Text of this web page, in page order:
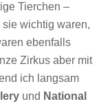
Tierchen –
wichtig waren,
ebenfalls
Zirkus aber mit
ich langsam
und National